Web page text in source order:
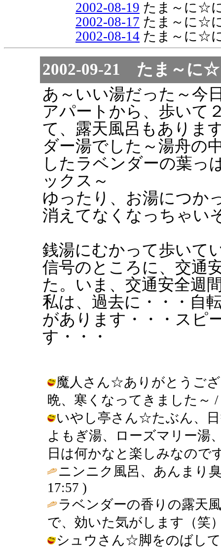
2002-08-19 たま～に☆
2002-08-17 たま～に☆
2002-08-14 たま～に☆
2002-09-21 たま～
あ～いい湯だった～今
アパートから、歩いて
て、露天風呂もありま
ダー湯でした～湯舟の
したラベンダーの葉っ
ックス～
ゆったり、お湯につか
消えてなくなっちゃい
銭湯にむかって歩いて
信号のところに、交通
た。いま、交通安全週
私は、過去に・・・自
があります・・・スピ
す・・・
魔人さん☆ありがとうご
晩、寒くなってきました～ /
いやし亭さん☆たぶん、
よもぎ湯、ローズマリー湯
日は何かなと楽しみなので
ニンニク風呂、あんまり
17:57 )
ラベンダーの香りの露天
で、効いた気がします（笑
シュウさん☆脚をのばし